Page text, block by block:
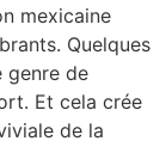
mexicaine
Quelques
genre de
Et cela crée
de la